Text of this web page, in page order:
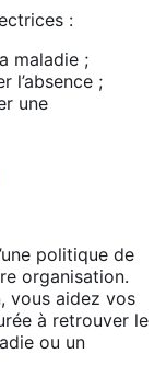
:
maladie ;
l’absence ;
une
politique de
organisation.
vous aidez vos
à retrouver le
ou un